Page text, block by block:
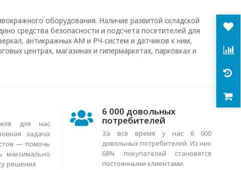
оборудования. Наличие развитой складской
средства безопасности и подсчета посетителей для
антикражных АМ и РЧ-систем и датчиков к ним,
центрах, магазинах и гипермаркетах, парковках и
для нас
задача
— помочь
максимально
решения
6 000 довольных
потребителей
За всё время у нас 6 000
довольных потребителей. Из них
68% покупателей становятся
постоянными клиентами.